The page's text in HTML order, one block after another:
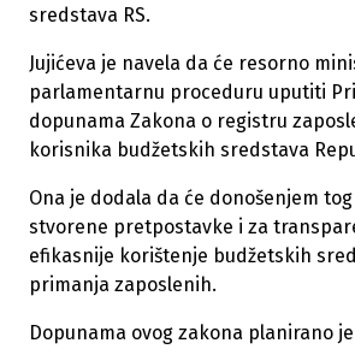
sredstava RS.
Jujićeva je navela da će resorno
parlamentarnu proceduru uputiti
dopunama Zakona o registru
korisnika budžetskih sredstava
Ona je dodala da će donošenjem
stvorene pretpostavke i za
efikasnije korištenje budžetskih
primanja zaposlenih.
Dopunama ovog zakona planirano